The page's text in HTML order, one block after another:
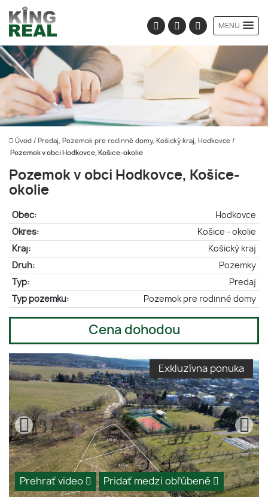
MENU
Úvod / Predaj, Pozemok pre rodinné domy, Košický kraj, Hodkovce /
Pozemok v obci Hodkovce, Košice-okolie
Pozemok v obci Hodkovce, Košice-
okolie
Obec:
Hodkovce
Okres:
Košice - okolie
Kraj:
Košický kraj
Druh:
Pozemky
Typ:
Predaj
Typ pozemku:
Pozemok pre rodinné domy
Cena dohodou
Exkluzívna ponuka
Prehrať video Pridať medzi obľúbené